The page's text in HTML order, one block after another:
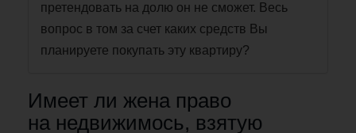
претендовать на долю он не сможет. Весь
вопрос в том за счет каких средств Вы
планируете покупать эту квартиру?
Имеет ли жена право
на недвижимось, взятую